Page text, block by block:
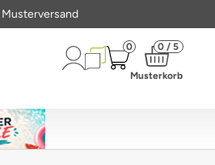
Musterversand
0 0 / 5
Musterkorb